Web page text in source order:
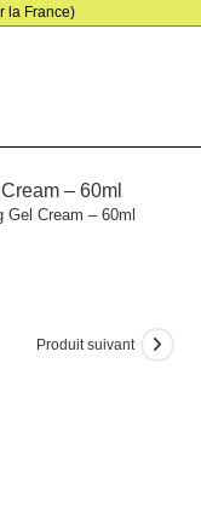
la France)
– 60ml
Gel Cream – 60ml
Produit suivant